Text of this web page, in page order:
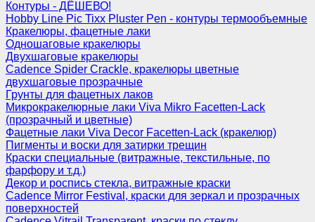
Контуры - ДЁШЕВО!
Hobby Line Pic Tixx Pluster Pen - контуры термообъемные
Кракелюры, фацетные лаки
Одношаговые кракелюры
Двухшаговые кракелюры
Cadence Spider Crackle, кракелюры цветные
двухшаговые прозрачные
Грунты для фацетных лаков
Микрокракелюрные лаки Viva Mikro Facetten-Lack
(прозрачный и цветные)
Фацетные лаки Viva Decor Facetten-Lack (кракелюр)
Пигменты и воски для затирки трещин
Краски специальные (витражные, текстильные, по
фарфору и т.д.)
Декор и роспись стекла, витражные краски
Cadence Mirror Festival, краски для зеркал и прозрачных
поверхностей